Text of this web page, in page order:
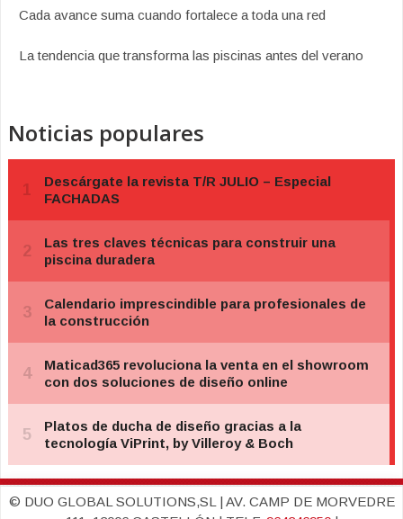
Cada avance suma cuando fortalece a toda una red
La tendencia que transforma las piscinas antes del verano
Noticias populares
© DUO GLOBAL SOLUTIONS,SL | AV. CAMP DE MORVEDRE